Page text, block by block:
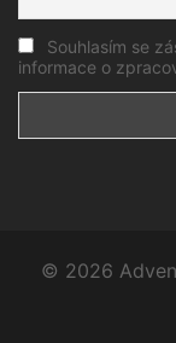
Souhlasím se
informace o
© 2026